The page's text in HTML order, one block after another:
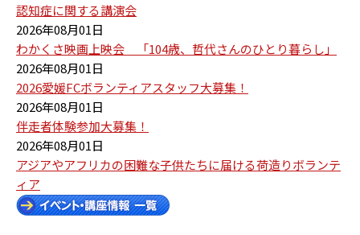
認知症に関する講演会
2026年08月01日
わかくさ映画上映会 「104歳、哲代さんのひとり暮らし」
2026年08月01日
2026愛媛FCボランティアスタッフ大募集！
2026年08月01日
伴走者体験参加大募集！
2026年08月01日
アジアやアフリカの困難な子供たちに届ける荷造りボランテ
ィア